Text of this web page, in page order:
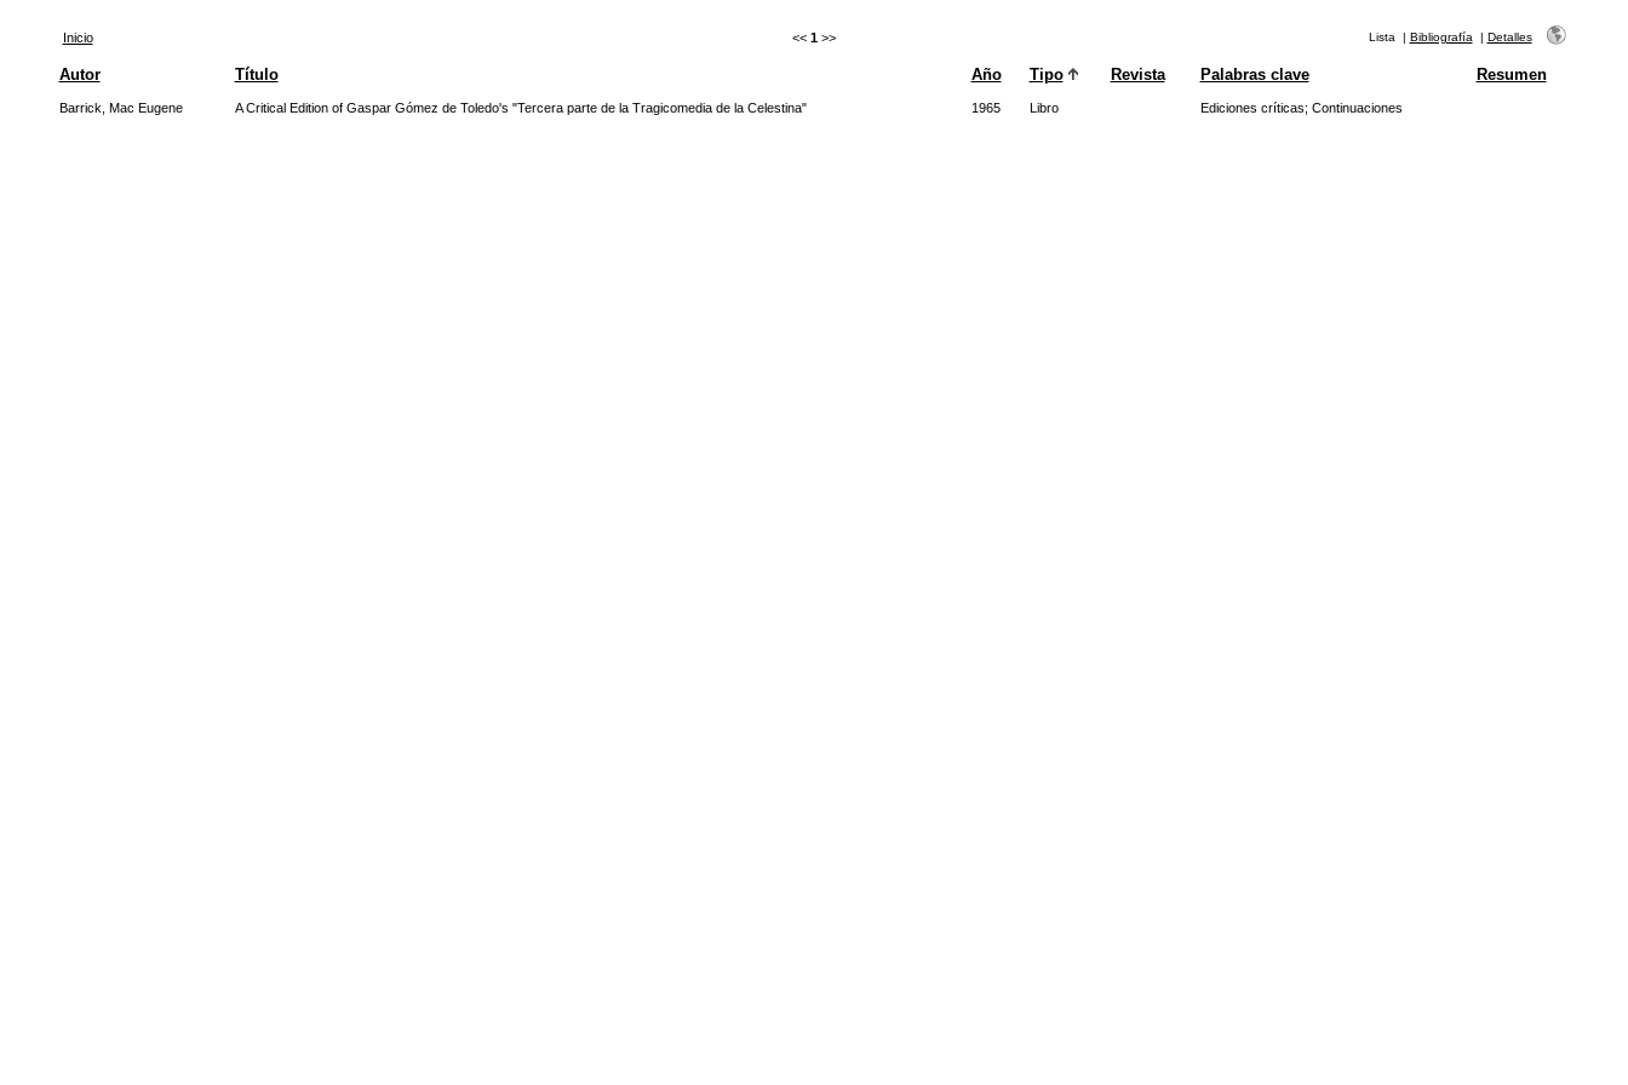
Inicio << 1 >> Lista | Bibliografía | Detalles
Autor Título Año Tipo Revista Palabras clave Resumen
Barrick, Mac Eugene A Critical Edition of Gaspar Gómez de Toledo's "Tercera parte de la Tragicomedia de la Celestina" 1965 Libro Ediciones críticas; Continuaciones